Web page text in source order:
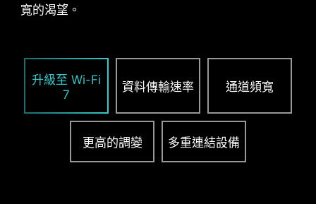
寬的渴望。
升級至 Wi-Fi
7
資料傳輸速率 通道頻寬
更高的調變 多重連結設備